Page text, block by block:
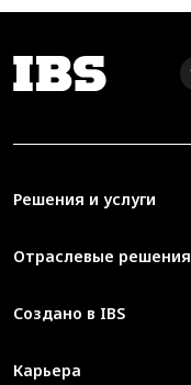
Решения и услуги
Отраслевые решения
Создано в IBS
Карьера